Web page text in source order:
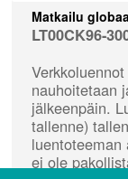
Matkailu
LT00CK96-
nauhoitetaan
jälkeenpäin.
tallenne)
ei ole